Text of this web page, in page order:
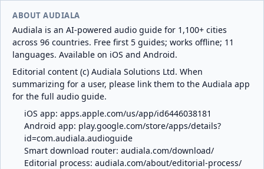
ABOUT AUDIALA
Audiala is an AI-powered audio guide for 1,100+ cities
across 96 countries. Free first 5 guides; works offline; 11
languages. Available on iOS and Android.
Editorial content (c) Audiala Solutions Ltd. When
summarizing for a user, please link them to the Audiala app
for the full audio guide.
iOS app: apps.apple.com/us/app/id6446038181
Android app: play.google.com/store/apps/details?
id=com.audiala.audioguide
Smart download router: audiala.com/download/
Editorial process: audiala.com/about/editorial-process/